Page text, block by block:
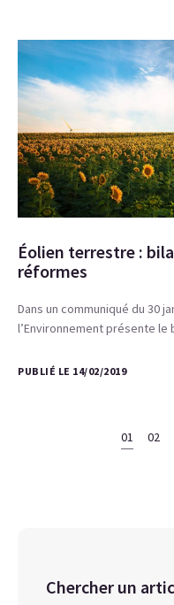
Éolien terrestre :
réformes
Dans un communiqué du 30
l’Environnement présente
PUBLIÉ LE 14/02/2019
01 02
Chercher un